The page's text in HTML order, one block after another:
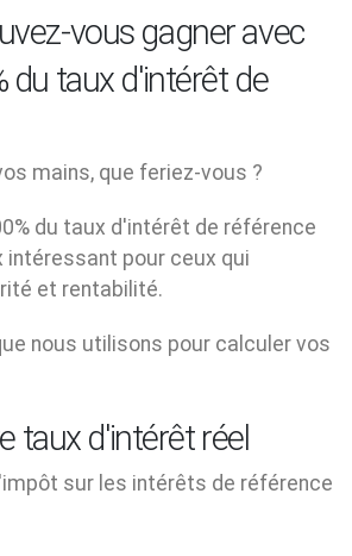
vous gagner avec
du taux d'intérêt de
mains, que feriez-vous ?
du taux d'intérêt de référence
intéressant pour ceux qui
et rentabilité.
nous utilisons pour calculer vos
taux d'intérêt réel
sur les intérêts de référence